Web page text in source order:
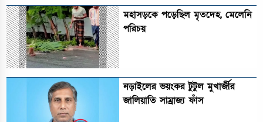
মহাসড়কে পড়েছিল মৃতদেহ, মেলেনি
পরিচয়
নড়াইলের ভয়ংকর টুটুল মুখার্জীর
জালিয়াতি সাম্রাজ্য ফাঁস